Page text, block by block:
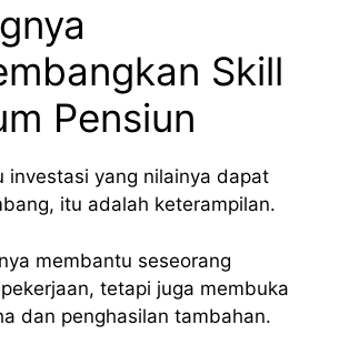
Skill
Pensiun
investasi yang nilainya dapat
itu adalah keterampilan.
membantu seseorang
tetapi juga membuka
dan penghasilan tambahan.